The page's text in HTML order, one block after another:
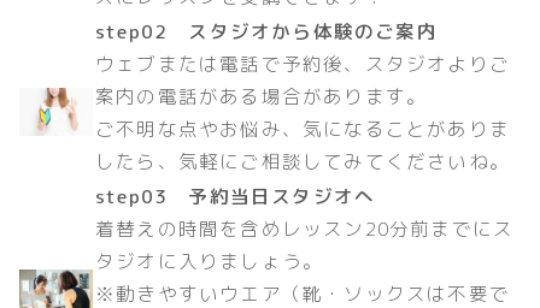
step02 スタジオから体験のご案内
ウェブまたは電話で予約後、スタジオよりご
案内の電話がある場合があります。
ご不明な点やお悩み、気になることがありま
したら、気軽にご相談してみてくださいね。
step03 予約当日スタジオへ
着替えの時間を含めレッスン20分前までにス
タジオに入りましょう。
※動きやすいウエア（靴・ソックスは不要で